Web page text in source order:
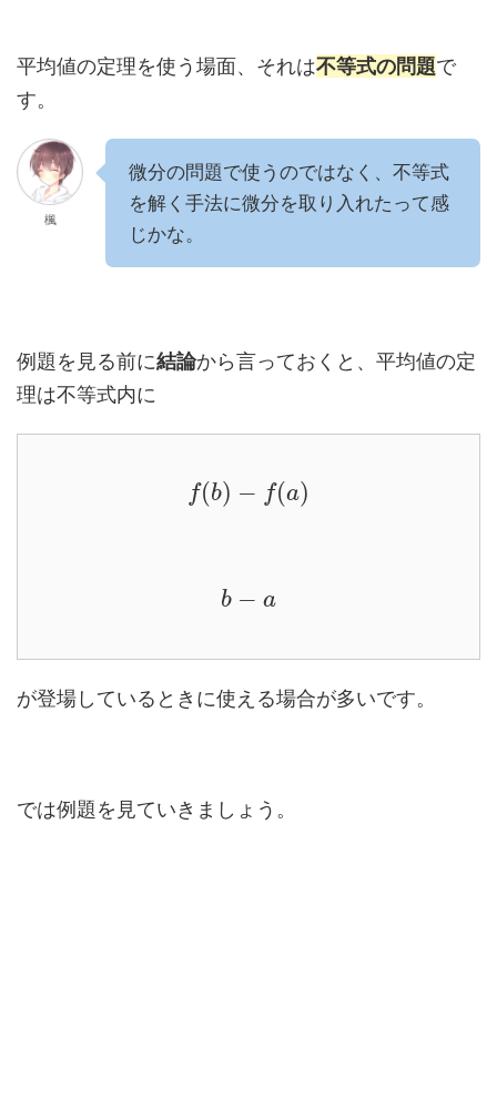
平均値の定理を使う場面、それは不等式の問題で
す。
楓
微分の問題で使うのではなく、不等式
を解く手法に微分を取り入れたって感
じかな。
例題を見る前に結論から言っておくと、平均値の定
理は不等式内に
f(b) − f(a)
b − a
が登場しているときに使える場合が多いです。
では例題を見ていきましょう。